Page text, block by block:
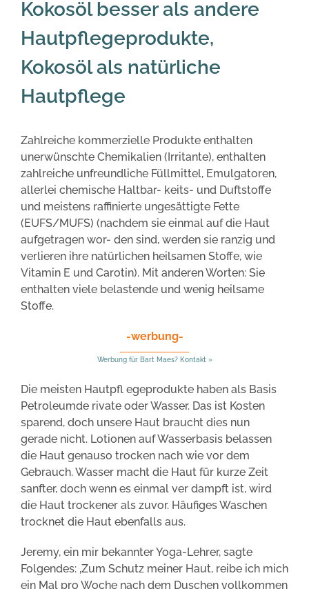
Kokosöl besser als andere
Hautpflegeprodukte,
Kokosöl als natürliche
Hautpflege
Zahlreiche kommerzielle Produkte enthalten
unerwünschte Chemikalien (Irritante), enthalten
zahlreiche unfreundliche Füllmittel, Emulgatoren,
allerlei chemische Haltbar- keits- und Duftstoffe
und meistens raffinierte ungesättigte Fette
(EUFS/MUFS) (nachdem sie einmal auf die Haut
aufgetragen wor- den sind, werden sie ranzig und
verlieren ihre natürlichen heilsamen Stoffe, wie
Vitamin E und Carotin). Mit anderen Worten: Sie
enthalten viele belastende und wenig heilsame
Stoffe.
-werbung-
Werbung für Bart Maes? Kontakt »
Die meisten Hautpfl egeprodukte haben als Basis
Petroleumde rivate oder Wasser. Das ist Kosten
sparend, doch unsere Haut braucht dies nun
gerade nicht. Lotionen auf Wasserbasis belassen
die Haut genauso trocken nach wie vor dem
Gebrauch. Wasser macht die Haut für kurze Zeit
sanfter, doch wenn es einmal ver dampft ist, wird
die Haut trockener als zuvor. Häufiges Waschen
trocknet die Haut ebenfalls aus.
Jeremy, ein mir bekannter Yoga-Lehrer, sagte
Folgendes: ‚Zum Schutz meiner Haut, reibe ich mich
ein Mal pro Woche nach dem Duschen vollkommen